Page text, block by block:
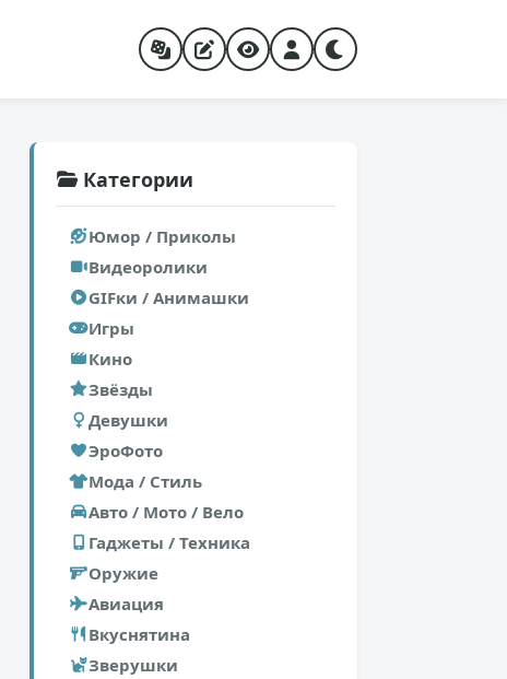
Категории
Юмор / Приколы
Видеоролики
GIFки / Анимашки
Игры
Кино
Звёзды
Девушки
ЭроФото
Мода / Стиль
Авто / Мото / Вело
Гаджеты / Техника
Оружие
Авиация
Вкуснятина
Зверушки